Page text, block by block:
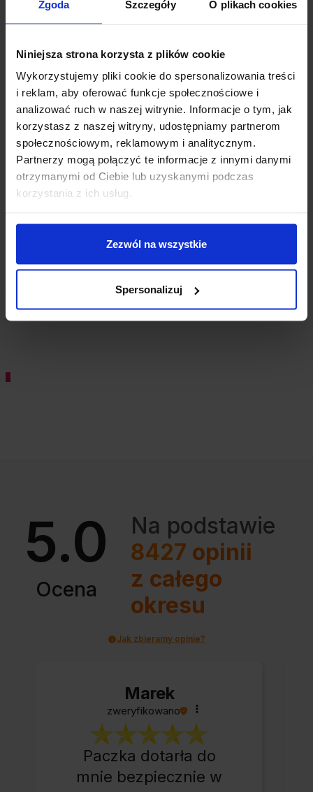
Zgoda Szczegóły O plikach cookies
Niniejsza strona korzysta z plików cookie
Wykorzystujemy pliki cookie do spersonalizowania treści
i reklam, aby oferować funkcje społecznościowe i
analizować ruch w naszej witrynie. Informacje o tym, jak
korzystasz z naszej witryny, udostępniamy partnerom
społecznościowym, reklamowym i analitycznym.
Partnerzy mogą połączyć te informacje z innymi danymi
otrzymanymi od Ciebie lub uzyskanymi podczas
korzystania z ich usług.
Zezwól na wszystkie
Spersonalizuj
Chwilowy brak zapasu
Pianka Do Czyszczenia Matryc AG
Powiadom mnie
Sprężone Powietrze 300ml –
15,79zł
Powiadom mnie
5.0
Ocena
Na podstawie
8427 opinii
z całego
okresu
Jak zbieramy opinie?
Marek
zweryfikowano
Paczka dotarła do
mnie bezpiecznie w